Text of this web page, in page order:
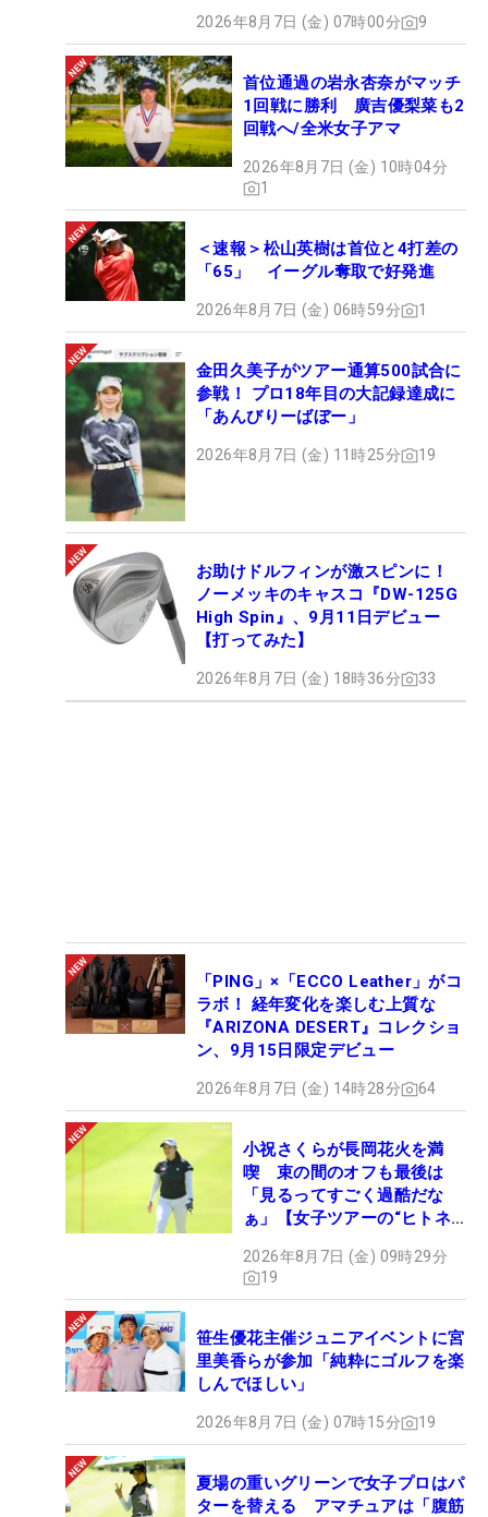
2026年8月7日 (金) 07時00分 9
首位通過の岩永杏奈がマッチ
1回戦に勝利 廣吉優梨菜も2
回戦へ/全米女子アマ
2026年8月7日 (金) 10時04分
1
＜速報＞松山英樹は首位と4打差の
「65」 イーグル奪取で好発進
2026年8月7日 (金) 06時59分 1
金田久美子がツアー通算500試合に
参戦！ プロ18年目の大記録達成に
「あんびりーばぼー」
2026年8月7日 (金) 11時25分 19
お助けドルフィンが激スピンに！
ノーメッキのキャスコ『DW-125G
High Spin』、9月11日デビュー
【打ってみた】
2026年8月7日 (金) 18時36分 33
「PING」×「ECCO Leather」がコ
ラボ！ 経年変化を楽しむ上質な
『ARIZONA DESERT』コレクショ
ン、9月15日限定デビュー
2026年8月7日 (金) 14時28分 64
小祝さくらが長岡花火を満
喫 束の間のオフも最後は
「見るってすごく過酷だな
ぁ」【女子ツアーの“ヒトネ
2026年8月7日 (金) 09時29分
19
笹生優花主催ジュニアイベントに宮
里美香らが参加「純粋にゴルフを楽
しんでほしい」
2026年8月7日 (金) 07時15分 19
夏場の重いグリーンで女子プロはパ
ターを替える アマチュアは「腹筋